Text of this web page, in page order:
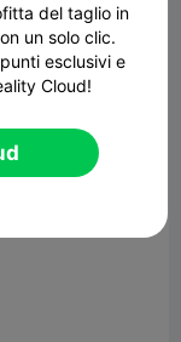
del taglio in
un solo clic.
esclusivi e
Cloud!